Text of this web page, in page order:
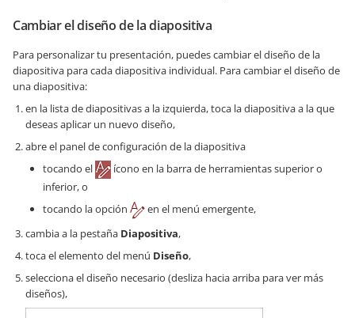
Cambiar el diseño de la diapositiva
Para personalizar tu presentación, puedes cambiar el diseño de la
diapositiva para cada diapositiva individual. Para cambiar el diseño de
una diapositiva:
en la lista de diapositivas a la izquierda, toca la diapositiva a la que
deseas aplicar un nuevo diseño,
abre el panel de configuración de la diapositiva
tocando el
ícono en la barra de herramientas superior o
inferior, o
tocando la opción
en el menú emergente,
cambia a la pestaña Diapositiva,
toca el elemento del menú Diseño,
selecciona el diseño necesario (desliza hacia arriba para ver más
diseños),